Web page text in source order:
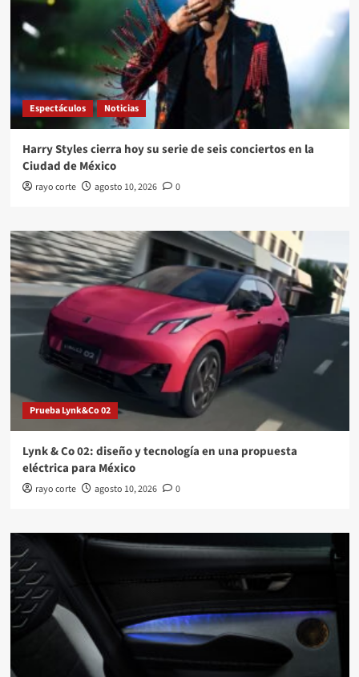
Espectáculos Noticias
Harry Styles cierra hoy su serie de seis conciertos en la
Ciudad de México
rayo corte agosto 10, 2026 0
Prueba Lynk&Co 02
Lynk & Co 02: diseño y tecnología en una propuesta
eléctrica para México
rayo corte agosto 10, 2026 0